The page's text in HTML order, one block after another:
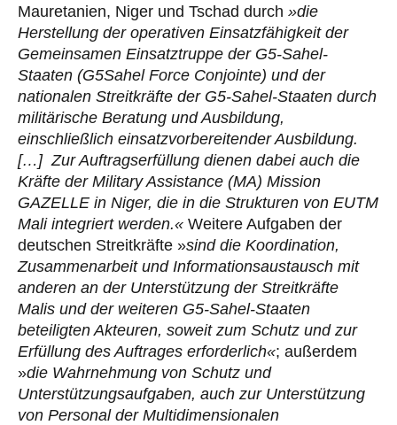
Mauretanien, Niger und Tschad durch »die
Herstellung der operativen Einsatzfähigkeit der
Gemeinsamen Einsatztruppe der G5-Sahel-
Staaten (G5Sahel Force Conjointe) und der
nationalen Streitkräfte der G5-Sahel-Staaten durch
militärische Beratung und Ausbildung,
einschließlich einsatzvorbereitender Ausbildung.
[…] Zur Auftragserfüllung dienen dabei auch die
Kräfte der Military Assistance (MA) Mission
GAZELLE in Niger, die in die Strukturen von EUTM
Mali integriert werden.« Weitere Aufgaben der
deutschen Streitkräfte »sind die Koordination,
Zusammenarbeit und Informationsaustausch mit
anderen an der Unterstützung der Streitkräfte
Malis und der weiteren G5-Sahel-Staaten
beteiligten Akteuren, soweit zum Schutz und zur
Erfüllung des Auftrages erforderlich«; außerdem
»die Wahrnehmung von Schutz und
Unterstützungsaufgaben, auch zur Unterstützung
von Personal der Multidimensionalen